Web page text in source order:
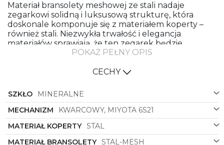
Materiał bransolety meshowej ze stali nadaje
zegarkowi solidną i luksusową strukturę, która
doskonale komponuje się z materiałem koperty –
również stali. Niezwykła trwałość i elegancja
materiałów sprawiają, że ten zegarek będzie
towarzyszył Ci przez wiele lat, podkreślając Twój
Stalowy kolor bransolety meshowej i koperty
zegarka, nadając mu ponadczasowego charakteru.
Klasyczna forma okrągłej koperty podkreśla
tradycyjny design, który jest ponadczasowy i zawsze
na topie.
Na tarczy zegarka w kolorze zielonym można
POKAŻ PEŁNY OPIS
CECHY
SZKŁO
MINERALNE
MECHANIZM
KWARCOWY, MIYOTA 6S21
MATERIAŁ KOPERTY STAL
MATERIAŁ BRANSOLETY STAL-MESH